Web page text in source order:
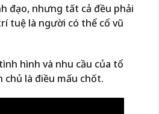
đạo, nhưng tất cả đều phải
tuệ là người có thể cổ vũ
hình và nhu cầu của tổ
chủ là điều mấu chốt.